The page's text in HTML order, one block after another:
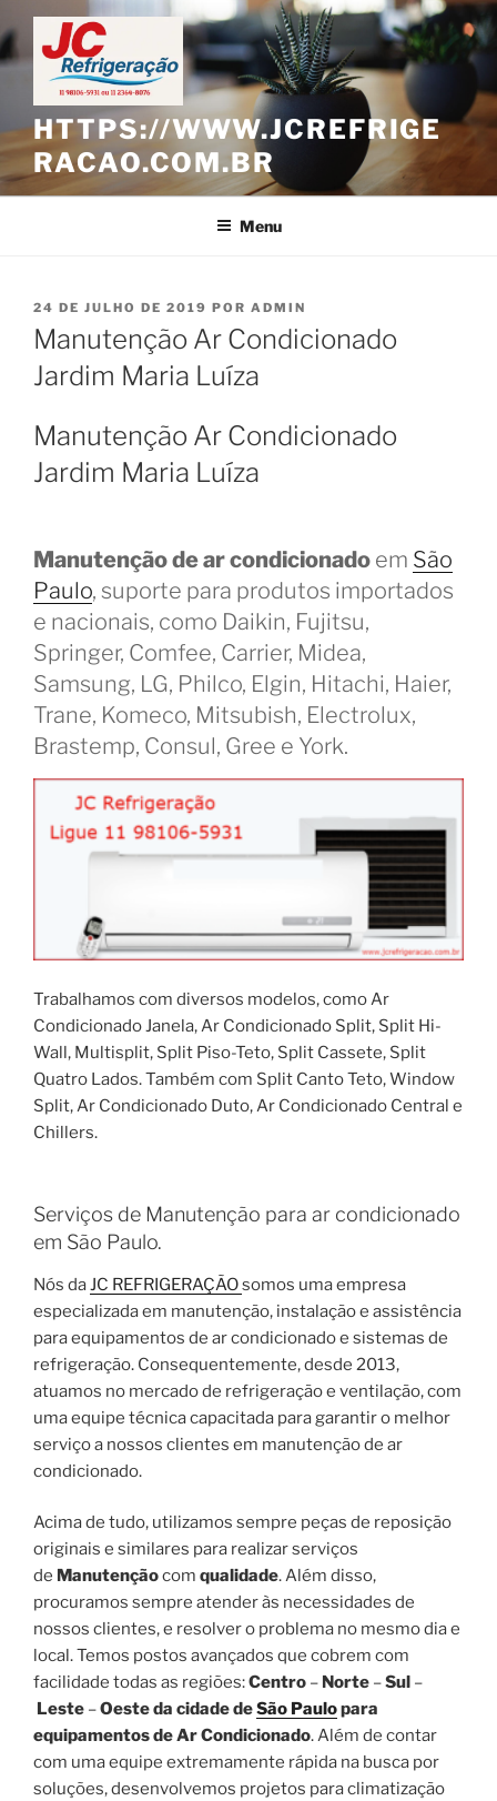
Pular
para
o
conteúdo
HTTPS://WWW.JCREFRIGE
RACAO.COM.BR
Menu
PUBLICADO
EM
24 DE JULHO DE 2019 POR ADMIN
Manutenção Ar Condicionado
Jardim Maria Luíza
Manutenção Ar Condicionado
Jardim Maria Luíza
Manutenção de ar condicionado em São
Paulo, suporte para produtos importados
e nacionais, como Daikin, Fujitsu,
Springer, Comfee, Carrier, Midea,
Samsung, LG, Philco, Elgin, Hitachi, Haier,
Trane, Komeco, Mitsubish, Electrolux,
Brastemp, Consul, Gree e York.
Trabalhamos com diversos modelos, como Ar
Condicionado Janela, Ar Condicionado Split, Split Hi-
Wall, Multisplit, Split Piso-Teto, Split Cassete, Split
Quatro Lados. Também com Split Canto Teto, Window
Split, Ar Condicionado Duto, Ar Condicionado Central e
Chillers.
Serviços de Manutenção para ar condicionado
em São Paulo.
Nós daJC REFRIGERAÇÃOsomos uma empresa
especializada em manutenção, instalação e assistência
para equipamentos de ar condicionado e sistemas de
refrigeração. Consequentemente, desde 2013,
atuamos no mercado de refrigeração e ventilação, com
uma equipe técnica capacitada para garantir o melhor
serviço a nossos clientes em manutenção de ar
condicionado.
Acima de tudo, utilizamos sempre peças de reposição
originais e similares para realizar serviços
de Manutençãocom qualidade. Além disso,
procuramos sempre atender às necessidades de
nossos clientes, e resolver o problema no mesmo dia e
local. Temos postos avançados que cobrem com
facilidade todas as regiões:Centro – Norte –Sul –
Leste –Oeste da cidade deSão Paulopara
equipamentos de Ar Condicionado. Além de contar
com uma equipe extremamente rápida na busca por
soluções, desenvolvemos projetos para climatização